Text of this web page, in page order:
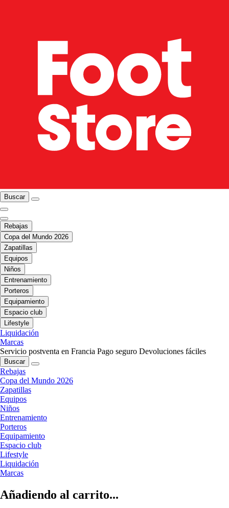
Buscar
Rebajas
Copa del Mundo 2026
Zapatillas
Equipos
Niños
Entrenamiento
Porteros
Equipamiento
Espacio club
Lifestyle
Liquidación
Marcas
Servicio postventa en Francia Pago seguro Devoluciones fáciles
Buscar
Rebajas
Copa del Mundo 2026
Zapatillas
Equipos
Niños
Entrenamiento
Porteros
Equipamiento
Espacio club
Lifestyle
Liquidación
Marcas
Añadiendo al carrito...